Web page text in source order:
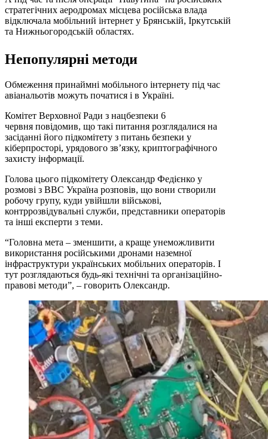
стратегічних аеродромах місцева російська влада
відключала мобільний інтернет у Брянській, Іркутській
та Нижньогородській областях.
Непопулярні методи
Обмеження принаймні мобільного інтернету під час
авіанальотів можуть початися і в Україні.
Комітет Верховної Ради з нацбезпеки 6
червня повідомив, що такі питання розглядалися на
засіданні його підкомітету з питань безпеки у
кіберпросторі, урядового зв’язку, криптографічного
захисту інформації.
Голова цього підкомітету Олександр Федієнко у
розмові з ВВС Україна розповів, що вони створили
робочу групу, куди увійшли військові,
контррозвідувальні служби, представники операторів
та інші експерти з теми.
“Головна мета – зменшити, а краще унеможливити
використання російськими дронами наземної
інфраструктури українських мобільних операторів. І
тут розглядаються будь-які технічні та організаційно-
правові методи”, – говорить Олександр.